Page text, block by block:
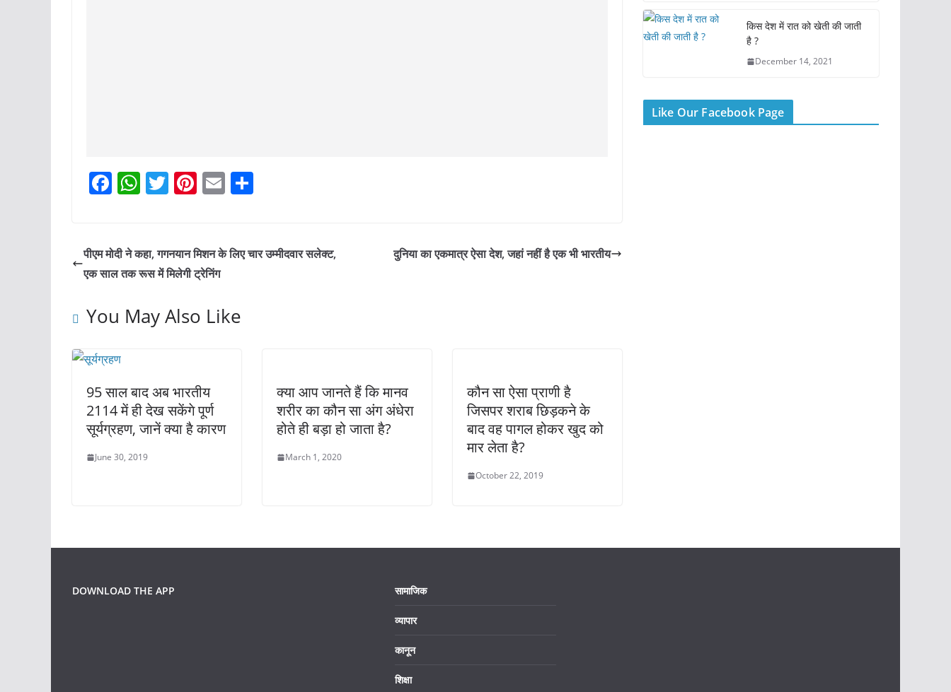
F
e
b
o
W
s
A
p
T
er
Pi
e
st
E
l e
पीएम मोदी ने कहा, गगनयान मिशन के लिए चार उम्मीदवार सलेक्ट,
एक साल तक रूस में मिलेगी ट्रेनिंग
दुनिया का एकमात्र ऐसा देश, जहां नहीं है एक भी भारतीय
You May Also Like
95 साल बाद अब भारतीय
2114 में ही देख सकेंगे पूर्ण
सूर्यग्रहण, जानें क्या है कारण
June 30, 2019
क्या आप जानते हैं कि मानव
शरीर का कौन सा अंग अंधेरा
होते ही बड़ा हो जाता है?
March 1, 2020
कौन सा ऐसा प्राणी है
जिसपर शराब छिड़कने के
बाद वह पागल होकर खुद को
मार लेता है?
October 22, 2019
किस देश में रात को खेती की जाती
है ?
December 14, 2021
Like Our Facebook Page
DOWNLOAD THE APP सामाजिक
व्यापार
कानून
शिक्षा